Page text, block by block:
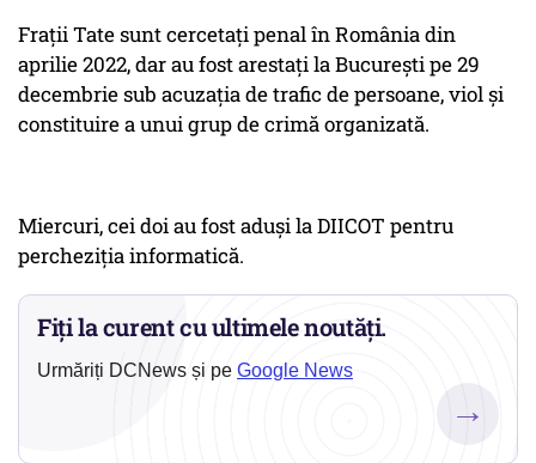
Frații Tate sunt cercetați penal în România din
aprilie 2022, dar au fost arestați la București pe 29
decembrie sub acuzația de trafic de persoane, viol și
constituire a unui grup de crimă organizată.
Miercuri, cei doi au fost aduși la DIICOT pentru
percheziția informatică.
Fiți la curent cu ultimele noutăți.
Urmăriți DCNews și pe Google News
→